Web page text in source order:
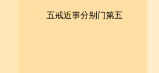
五戒近事分别门第五